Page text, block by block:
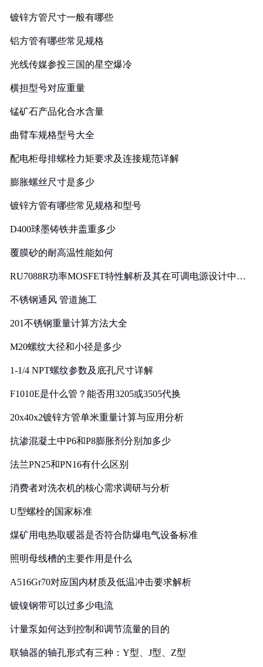
镀锌方管尺寸一般有哪些
铝方管有哪些常见规格
光线传媒参投三国的星空爆冷
横担型号对应重量
锰矿石产品化合水含量
曲臂车规格型号大全
配电柜母排螺栓力矩要求及连接规范详解
膨胀螺丝尺寸是多少
镀锌方管有哪些常见规格和型号
D400球墨铸铁井盖重多少
覆膜砂的耐高温性能如何
RU7088R功率MOSFET特性解析及其在可调电源设计中的
不锈钢通风 管道施工
201不锈钢重量计算方法大全
M20螺纹大径和小径是多少
1-1/4 NPT螺纹参数及底孔尺寸详解
F1010E是什么管？能否用3205或3505代换
20x40x2镀锌方管单米重量计算与应用分析
抗渗混凝土中P6和P8膨胀剂分别加多少
法兰PN25和PN16有什么区别
消费者对洗衣机的核心需求调研与分析
U型螺栓的国家标准
煤矿用电热取暖器是否符合防爆电气设备标准
照明母线槽的主要作用是什么
A516Gr70对应国内材质及低温冲击要求解析
镀镍钢带可以过多少电流
计量泵如何达到控制和调节流量的目的
联轴器的轴孔形式有三种：Y型、J型、Z型